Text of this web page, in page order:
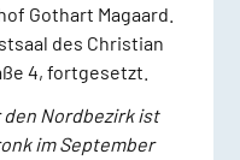
Gothart Magaard.
des Christian
4, fortgesetzt.
Nordbezirk ist
im September